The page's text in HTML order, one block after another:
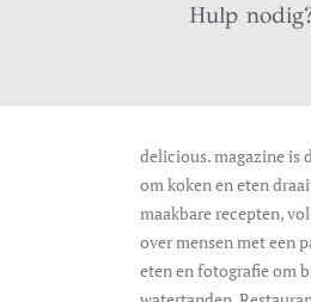
Hulp
delicious. magazine is
om koken en eten
maakbare recepten,
over mensen met een
eten en fotografie om